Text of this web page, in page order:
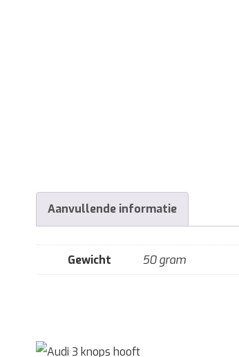
Aanvullende informatie
Gewicht 50 gram